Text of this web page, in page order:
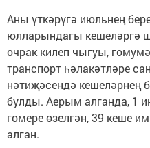
Аны үткәрүгә июльнең
юлларындагы кешеләргә
очрак килеп чыгуы,
транспорт һәлакәтләре
нәтиҗәсендә кешеләрнең
булды. Аерым алганда, 1
гомере өзелгән, 39 кеше
алган.